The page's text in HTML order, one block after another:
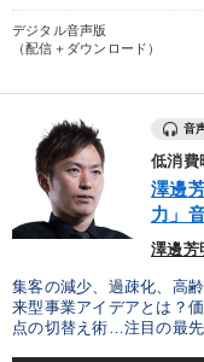
デジタル音声版
（配信＋ダウンロード）
音
低消費
澤邊
力」
澤邊
集客の減少、過疎化、高
来型事業アイデアとは？
点の切替え術…注目の最